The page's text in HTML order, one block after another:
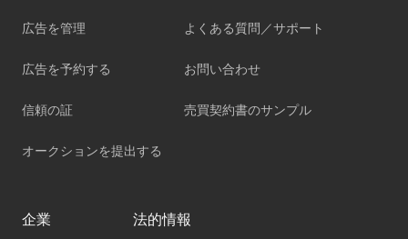
広告を管理
広告を予約する
信頼の証
オークションを提出する
よくある質問／サポート
お問い合わせ
売買契約書のサンプル
企業 法的情報